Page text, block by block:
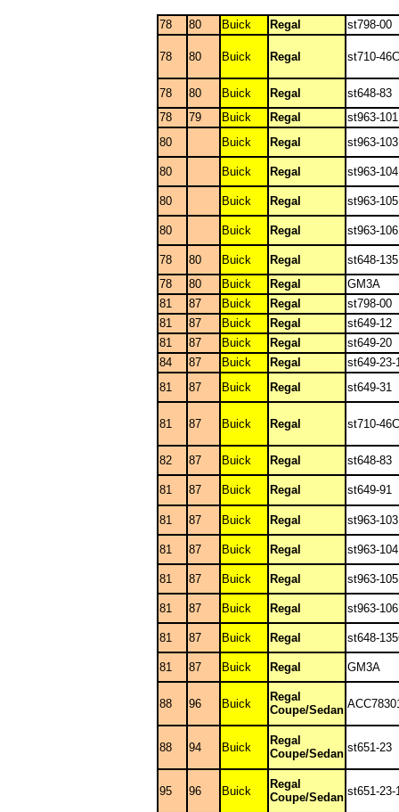
78 80 Buick Regal st798-00
78 80 Buick Regal st710-46C
78 80 Buick Regal
st648-83
78
79 Buick Regal
st963-
80
Buick Regal st963-
80 Buick Regal st963-
80 Buick Regal st963-
80 Buick Regal st963-
78 80 Buick Regal
st648-
78
80 Buick Regal
GM3A
81
87 Buick Regal
st798-00
81
87 Buick Regal
st649-12
81
87 Buick Regal
st649-20
84
87 Buick Regal
st649-23-
81
87 Buick Regal st649-31
81 87 Buick Regal st710-46C
82 87 Buick Regal st648-83
81 87 Buick Regal st649-91
81 87 Buick Regal st963-
81 87 Buick Regal st963-
81 87 Buick Regal st963-
81 87 Buick Regal st963-
81 87 Buick Regal st648-
81 87 Buick Regal GM3A
88 96 Buick
Regal
Coupe/Sedan
88 94 Buick
Regal
Coupe/Sedan st651-23
95 96 Buick
Regal
Coupe/Sedan st651-23-